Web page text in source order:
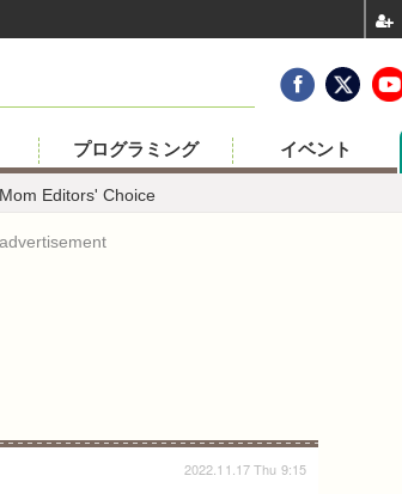
Editors' Choice
プログラミング イベント
advertisement
2022.11.17 Thu 9:15